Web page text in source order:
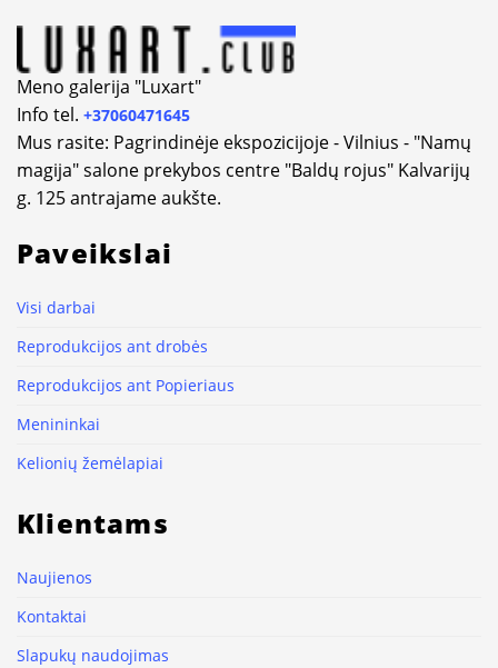
Meno galerija "Luxart"
Info tel. +37060471645
Mus rasite: Pagrindinėje ekspozicijoje - Vilnius - "Namų
magija" salone prekybos centre "Baldų rojus" Kalvarijų
g. 125 antrajame aukšte.
Paveikslai
Visi darbai
Reprodukcijos ant drobės
Reprodukcijos ant Popieriaus
Menininkai
Kelionių žemėlapiai
Klientams
Naujienos
Kontaktai
Slapukų naudojimas